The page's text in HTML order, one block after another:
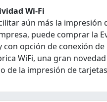
Wi-Fi
aún más la impresión
puede comprar la
con opción de conexión de
WiFi, una gran
de la impresión de